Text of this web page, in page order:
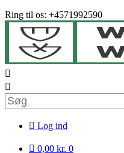
Ring til os: +4571992590


 Log ind
 0,00 kr. 0